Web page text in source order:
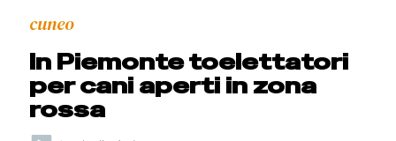
cuneo
In Piemonte toelettatori
per cani aperti in zona
rossa